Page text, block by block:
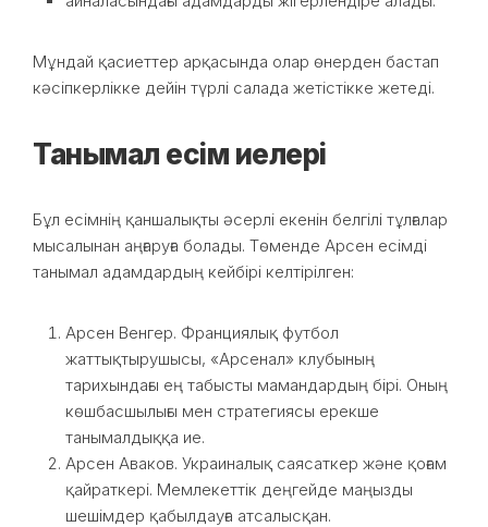
Мұндай қасиеттер арқасында олар өнерден бастап
кәсіпкерлікке дейін түрлі салада жетістікке жетеді.
Танымал есім иелері
Бұл есімнің қаншалықты әсерлі екенін белгілі тұлғалар
мысалынан аңғаруға болады. Төменде Арсен есімді
танымал адамдардың кейбірі келтірілген:
Арсен Венгер. Франциялық футбол
жаттықтырушысы, «Арсенал» клубының
тарихындағы ең табысты мамандардың бірі. Оның
көшбасшылығы мен стратегиясы ерекше
танымалдыққа ие.
Арсен Аваков. Украиналық саясаткер және қоғам
қайраткері. Мемлекеттік деңгейде маңызды
шешімдер қабылдауға атсалысқан.